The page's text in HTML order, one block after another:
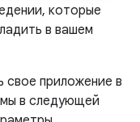
которые
в вашем
приложение в
в следующей